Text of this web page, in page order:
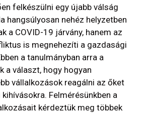
felkészülni egy újabb válság
hangsúlyosan nehéz helyzetben
a COVID-19 járvány, hanem az
is megnehezíti a gazdasági
a tanulmányban arra a
a választ, hogy hogyan
vállalkozások reagálni az őket
Felmérésünkben a
kérdeztük meg többek